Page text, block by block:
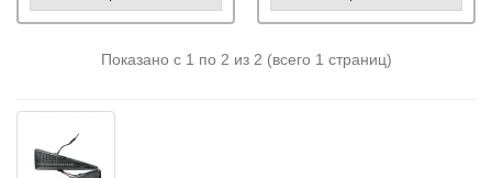
Показано с 1 по 2 из 2 (всего 1 страниц)